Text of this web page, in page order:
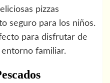
pizzas
seguro para los niños.
para disfrutar de
familiar.